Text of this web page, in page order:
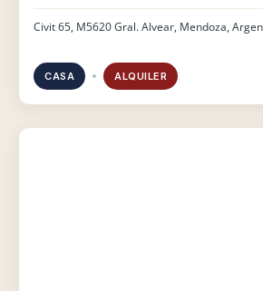
Civit 65, M5620 Gral. Alvear, Mendoza,
CASA ALQUILER